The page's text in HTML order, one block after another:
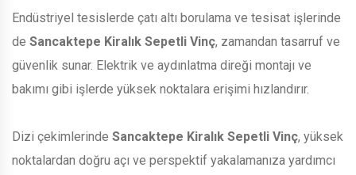
Endüstriyel tesislerde çatı altı borulama ve tesisat işlerinde
de Sancaktepe Kiralık Sepetli Vinç, zamandan tasarruf ve
güvenlik sunar. Elektrik ve aydınlatma direği montajı ve
bakımı gibi işlerde yüksek noktalara erişimi hızlandırır.
Dizi çekimlerinde Sancaktepe Kiralık Sepetli Vinç, yüksek
noktalardan doğru açı ve perspektif yakalamanıza yardımcı